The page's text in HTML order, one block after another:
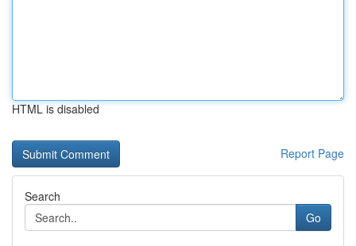
HTML is disabled
Report Page
Search
Go